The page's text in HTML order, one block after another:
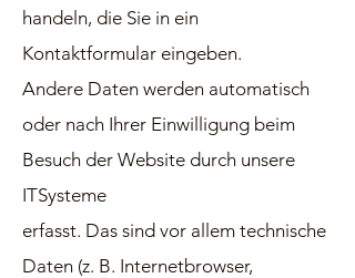
handeln, die Sie in ein
Kontaktformular eingeben.
Andere Daten werden automatisch
oder nach Ihrer Einwilligung beim
Besuch der Website durch unsere
ITSysteme
erfasst. Das sind vor allem technische
Daten (z. B. Internetbrowser,